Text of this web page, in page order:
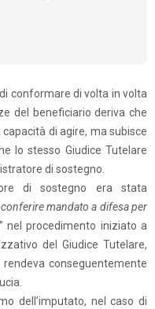
conformare di volta in volta
del beneficiario deriva che
di agire, ma subisce
lo stesso Giudice Tutelare
di sostegno.
di sostegno era stata
mandato a difesa per
” nel procedimento iniziato a
del Giudice Tutelare,
conseguentemente
dell’imputato, nel caso di